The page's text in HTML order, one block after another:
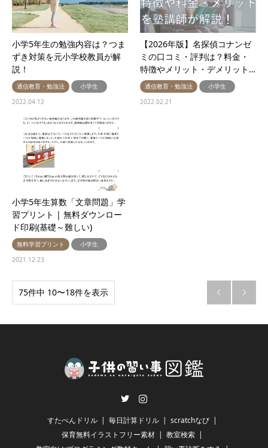
小学5年生の勉強内容は？つま
ずき対策を元小学校教員が解
説！
通信教育・勉強法
小学生
2022.04.12
【2026年版】名探偵コナンゼ
ミの口コミ・評判は？料金・
特徴やメリット・デメリット…
通信教育・勉強法
小学生
2022.02.21
小学5年生算数「文章問題」学
習プリント | 無料ダウンロー
ド印刷(基礎～難しい)
無料学習プリント
小学生
2021.12.23
75件中 10〜18件を表示  
すたぺんドリル 毎日計算ドリル
scratchなび
保育無料イラストフリー素材
教室検索